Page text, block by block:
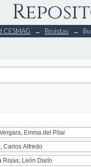
CESMAG → Revistas →